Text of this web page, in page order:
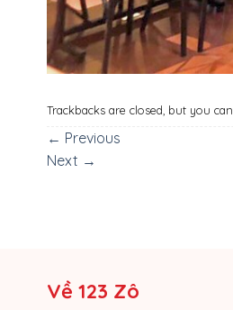
Trackbacks are closed, but you can
← Previous
Next →
Về 123 Zô